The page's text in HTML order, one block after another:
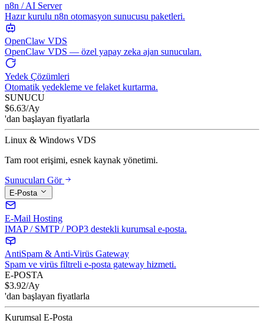
n8n / AI Server
Hazır kurulu n8n otomasyon sunucusu paketleri.
OpenClaw VDS
OpenClaw VDS — özel yapay zeka ajan sunucuları.
Yedek Çözümleri
Otomatik yedekleme ve felaket kurtarma.
SUNUCU
$6.63/Ay
'dan başlayan fiyatlarla
Linux & Windows VDS
Tam root erişimi, esnek kaynak yönetimi.
Sunucuları Gör
E-Posta
E-Mail Hosting
IMAP / SMTP / POP3 destekli kurumsal e-posta.
AntiSpam & Anti-Virüs Gateway
Spam ve virüs filtreli e-posta gateway hizmeti.
E-POSTA
$3.92/Ay
'dan başlayan fiyatlarla
Kurumsal E-Posta